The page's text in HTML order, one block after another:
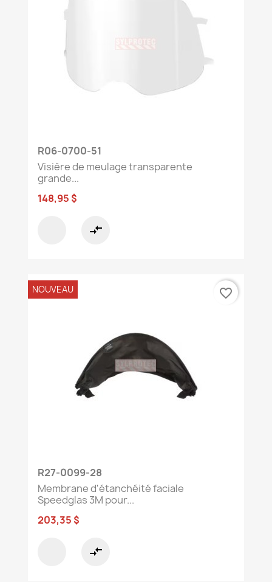
R06-0700-51
Visière de meulage transparente
grande...
148,95 $
compare_arrows
R27-0099-28
Membrane d'étanchéité faciale
Speedglas 3M pour...
203,35 $
compare_arrows
NOUVEAU favorite_border